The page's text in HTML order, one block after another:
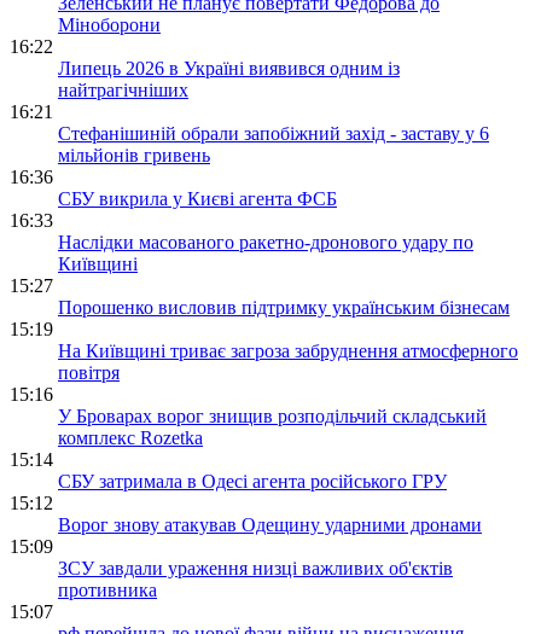
Міноборони
16:22
Липець 2026 в Україні виявився одним із
найтрагічніших
16:21
Стефанішиній обрали запобіжний захід - заставу у 6
мільйонів гривень
16:36
СБУ викрила у Києві агента ФСБ
16:33
Наслідки масованого ракетно-дронового удару по
Київщині
15:27
Порошенко висловив підтримку українським бізнесам
15:19
На Київщині триває загроза забруднення атмосферного
повітря
15:16
У Броварах ворог знищив розподільчий складський
комплекс Rozetka
15:14
СБУ затримала в Одесі агента російського ГРУ
15:12
Ворог знову атакував Одещину ударними дронами
15:09
ЗСУ завдали ураження низці важливих об'єктів
противника
15:07